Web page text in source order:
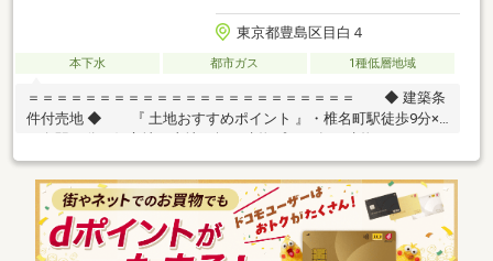
東京都豊島区目白４
本下水 都市ガス 1種低層地域
＝＝＝＝＝＝＝＝＝＝＝＝＝＝＝＝＝＝＝＝＝＝＝ ◆ 建築条
件付売地 ◆ 『 土地おすすめポイント 』・椎名町駅徒歩9分×
しやすく検討も安心・3部屋×LDKプラン対応 … ゆとりある住まい
が実現可能・仕様・間取り相談可 … ライフスタイルに合わせた設
計対応『 ロケーション 』・西武池袋線/JR山手線/メトロ有楽町
線/丸ノ内線他 利用可・都心直結で通勤・通学もスムーズ『 サポ
ート内容 』・仕様書のご案内・間取り／資金計画のご相談可能＝